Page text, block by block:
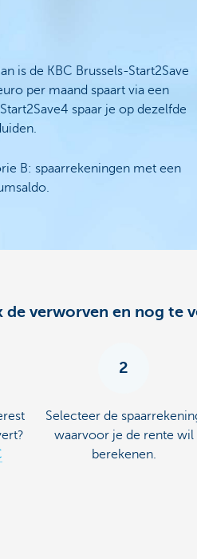
is de KBC Brussels-Start2Save
per maand spaart via een
spaar je op dezelfde
B: spaarrekeningen met een
de verworven en nog te
2
Selecteer de
waarvoor je de rente wil
berekenen.